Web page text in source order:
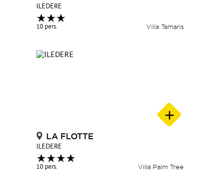
ILEDERE
10 pers. Villa Tamaris
LA FLOTTE
ILEDERE
10 pers. Villa Palm Tree